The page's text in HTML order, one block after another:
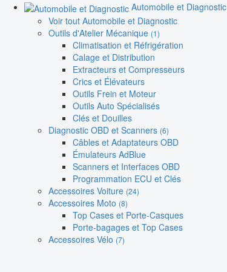
Automobile et Diagnostic
Voir tout Automobile et Diagnostic
Outils d'Atelier Mécanique (1)
Climatisation et Réfrigération
Calage et Distribution
Extracteurs et Compresseurs
Crics et Élévateurs
Outils Frein et Moteur
Outils Auto Spécialisés
Clés et Douilles
Diagnostic OBD et Scanners (6)
Câbles et Adaptateurs OBD
Émulateurs AdBlue
Scanners et Interfaces OBD
Programmation ECU et Clés
Accessoires Voiture (24)
Accessoires Moto (8)
Top Cases et Porte-Casques
Porte-bagages et Top Cases
Accessoires Vélo (7)